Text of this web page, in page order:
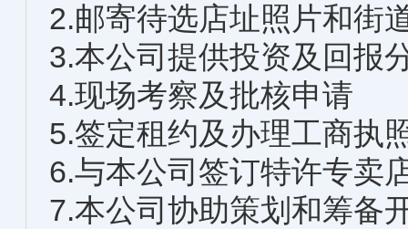
2.邮寄待选店址照片和街
3.本公司提供投资及回报
4.现场考察及批核申请
5.签定租约及办理工商执
6.与本公司签订特许专卖
7.本公司协助策划和筹备